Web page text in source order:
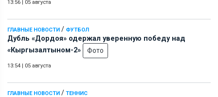
13:56 | 05 августа
ГЛАВНЫЕ НОВОСТИ / ФУТБОЛ
Дубль «Дордоя» одержал уверенную победу над
«Кыргызалтыном-2»
Фото
13:54 | 05 августа
ГЛАВНЫЕ НОВОСТИ / ТЕННИС